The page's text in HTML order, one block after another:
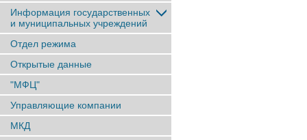
Информация государственных
и муниципальных учреждений
Отдел режима
Открытые данные
"МФЦ"
Управляющие компании
МКД